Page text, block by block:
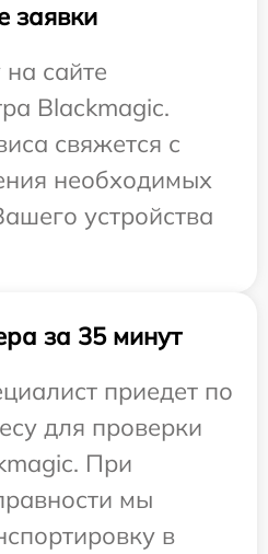
заявки
на сайте
Blackmagic.
свяжется с
необходимых
устройства
за 35 минут
приедет по
для проверки
При
мы
в